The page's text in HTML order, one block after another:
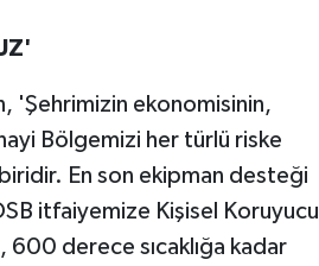
'Şehrimizin ekonomisinin,
Bölgemizi her türlü riske
biridir. En son ekipman desteği
itfaiyemize Kişisel Koruyucu
600 derece sıcaklığa kadar